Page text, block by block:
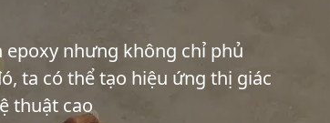
epoxy nhưng không chỉ phủ
ta có thể tạo hiệu ứng thị giác
thuật cao